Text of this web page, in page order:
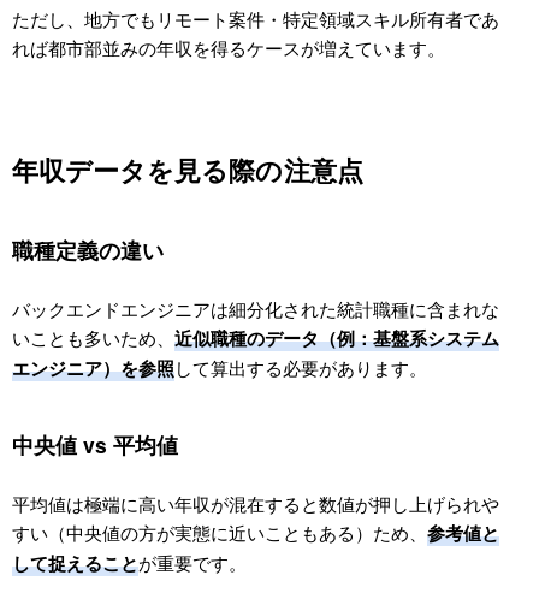
ただし、地方でもリモート案件・特定領域スキル所有者であ
れば都市部並みの年収を得るケースが増えています。
年収データを見る際の注意点
職種定義の違い
バックエンドエンジニアは細分化された統計職種に含まれな
いことも多いため、 近似職種のデータ（例：基盤系システム
エンジニア）を参照して算出する必要があります。
中央値 vs 平均値
平均値は極端に高い年収が混在すると数値が押し上げられや
すい（中央値の方が実態に近いこともある）ため、 参考値と
して捉えることが重要です。